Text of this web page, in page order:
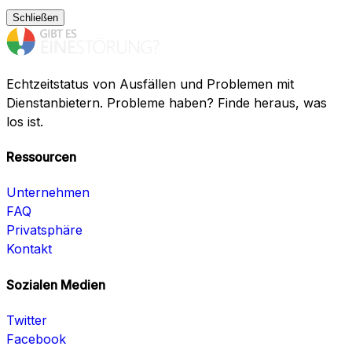
Schließen
Echtzeitstatus von Ausfällen und Problemen mit
Dienstanbietern. Probleme haben? Finde heraus, was
los ist.
Ressourcen
Unternehmen
FAQ
Privatsphäre
Kontakt
Sozialen Medien
Twitter
Facebook